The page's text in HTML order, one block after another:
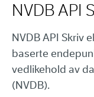
NVDB API
NVDB API Skriv
baserte
vedlikehold av
(NVDB).